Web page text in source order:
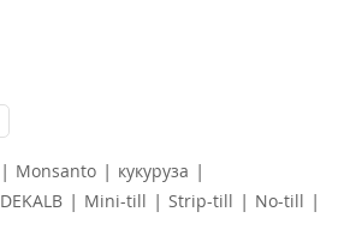
| Monsanto | кукуруза |
DEKALB | Mini-till | Strip-till | No-till |